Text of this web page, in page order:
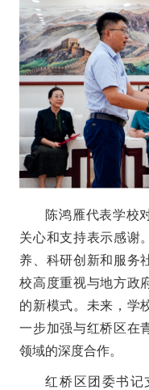
陈鸿雁代表学校
关心和支持表示感谢
养、科研创新和服务
校高度重视与地方政
的新模式。未来，学
一步加强与红桥区在
领域的深度合作。
红桥区团委书记